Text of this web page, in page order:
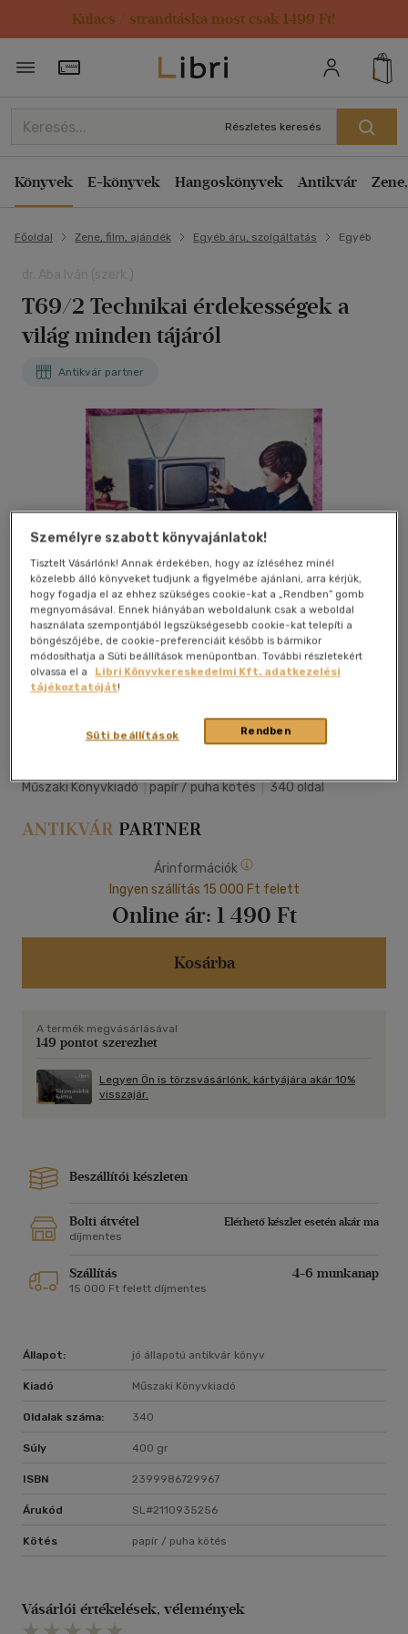
Kulacs / strandtáska most csak 1499 Ft!
Törzsvásárlói Kártya adatai
Részletes keresés
Könyvek E-könyvek Hangoskönyvek Antikvár
Főoldal Zene, film, ajándék Egyéb áru, szolgáltatás Egyéb
T69/2 Technikai érdekességek a
világ minden tájáról
Antikvár partner
Megosztom
Műszaki Könyvkiadó|papír / puha kötés|340 oldal
Árinformációk
Ingyen szállítás 15 000 Ft felett
Online ár: 1 490 Ft
Kosárba
A termék megvásárlásával
149 pontot szerezhet
Legyen Ön is törzsvásárlónk, kártyájára akár 10%
visszajár.
Beszállítói készleten
Bolti átvétel
Elérhető készlet esetén akár ma
díjmentes
Szállítás 4-6 munkanap
15 000 Ft felett díjmentes
Állapot: jó állapotú antikvár könyv
Kiadó Műszaki Könyvkiadó
Oldalak száma: 340
Súly 400 gr
ISBN 2399986729967
Árukód SL#2110935256
Kötés papír / puha kötés
Vásárlói értékelések, vélemények
Személyre szabott könyvajánlatok!
Tisztelt Vásárlónk! Annak érdekében, hogy az ízléséhez minél
közelebb álló könyveket tudjunk a figyelmébe ajánlani, arra kérjük,
hogy fogadja el az ehhez szükséges cookie-kat a „Rendben” gomb
megnyomásával. Ennek hiányában weboldalunk csak a weboldal
használata szempontjából legszükségesebb cookie-kat telepíti a
böngészőjébe, de cookie-preferenciáit később is bármikor
módosíthatja a Süti beállítások menüpontban. További részletekért
olvassa el a
Libri Könyvkereskedelmi Kft. adatkezelési
tájékoztatóját!
Rendben
Süti beállítások